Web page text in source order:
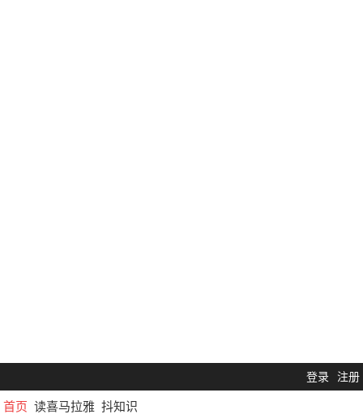
登录 注册
首页 读喜马拉雅 抖知识